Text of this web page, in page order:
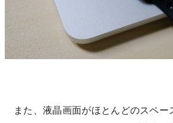
また、液晶画面がほとんどのスペー